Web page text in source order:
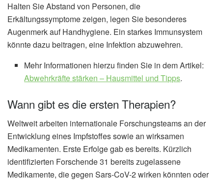
Halten Sie Abstand von Personen, die
Erkältungssymptome zeigen, legen Sie besonderes
Augenmerk auf Handhygiene. Ein starkes Immunsystem
könnte dazu beitragen, eine Infektion abzuwehren.
Mehr Informationen hierzu finden Sie in dem Artikel:
Abwehrkräfte stärken – Hausmittel und Tipps.
Wann gibt es die ersten Therapien?
Weltweit arbeiten internationale Forschungsteams an der
Entwicklung eines Impfstoffes sowie an wirksamen
Medikamenten. Erste Erfolge gab es bereits. Kürzlich
identifizierten Forschende 31 bereits zugelassene
Medikamente, die gegen Sars-CoV-2 wirken könnten oder